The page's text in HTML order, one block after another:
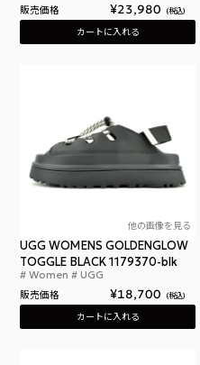
販売価格 ¥23,980 税込
カートに入れる
他の画像を見る
UGG WOMENS GOLDENGLOW
TOGGLE BLACK 1179370-blk
Women UGG
販売価格 ¥18,700 税込
カートに入れる